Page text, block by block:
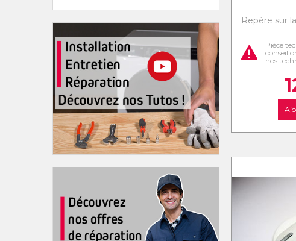
Repère sur
Pièce
nos